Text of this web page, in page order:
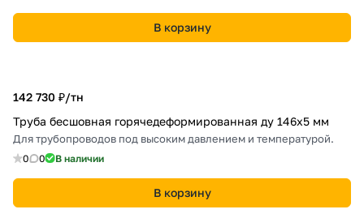
В корзину
142 730 ₽/тн
Труба бесшовная горячедеформированная ду 146х5 мм
Для трубопроводов под высоким давлением и температурой.
0 0 В наличии
В корзину